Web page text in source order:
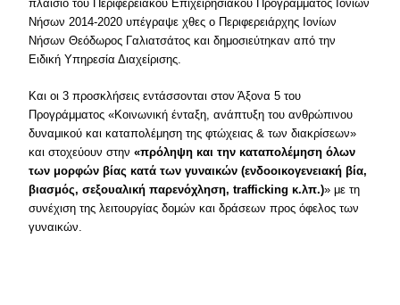
πλαίσιο του Περιφερειακού Επιχειρησιακού Προγράμματος Ιονίων
Νήσων 2014-2020 υπέγραψε χθες ο Περιφερειάρχης Ιονίων
Νήσων Θεόδωρος Γαλιατσάτος και δημοσιεύτηκαν από την
Ειδική Υπηρεσία Διαχείρισης.
Kαι οι 3 προσκλήσεις εντάσσονται στον Άξονα 5 του
Προγράμματος «Κοινωνική ένταξη, ανάπτυξη του ανθρώπινου
δυναμικού και καταπολέμηση της φτώχειας & των διακρίσεων»
και στοχεύουν στην«πρόληψη και την καταπολέμηση όλων
των μορφών βίας κατά των γυναικών (ενδοοικογενειακή βία,
βιασμός, σεξουαλική παρενόχληση, trafficking κ.λπ.)» με τη
συνέχιση της λειτουργίας δομών και δράσεων προς όφελος των
γυναικών.